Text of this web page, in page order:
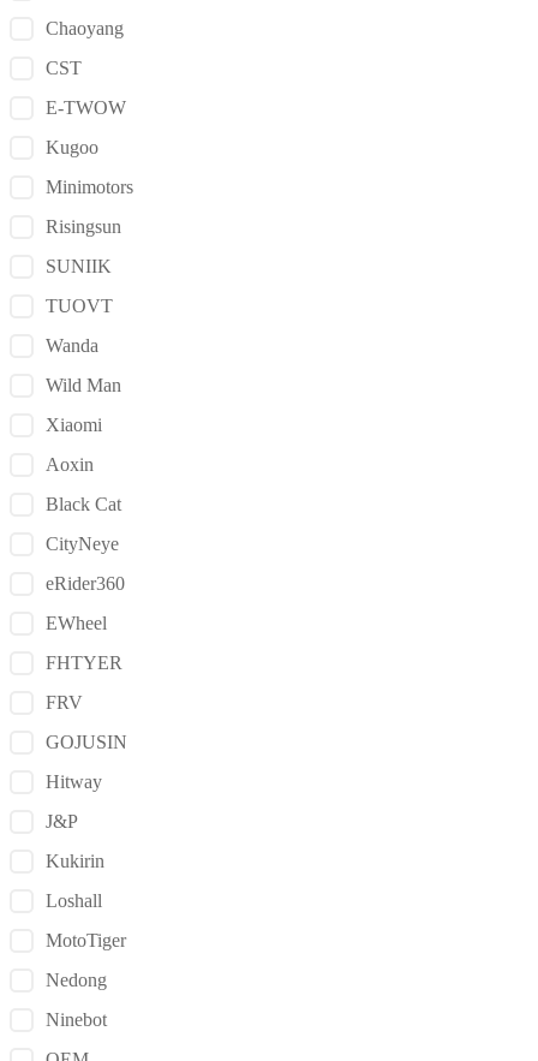
Chaoyang
CST
E-TWOW
Kugoo
Minimotors
Risingsun
SUNIIK
TUOVT
Wanda
Wild Man
Xiaomi
Aoxin
Black Cat
CityNeye
eRider360
EWheel
FHTYER
FRV
GOJUSIN
Hitway
J&P
Kukirin
Loshall
MotoTiger
Nedong
Ninebot